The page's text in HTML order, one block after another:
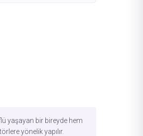
yaşayan bir bireyde hem
yönelik yapılır.